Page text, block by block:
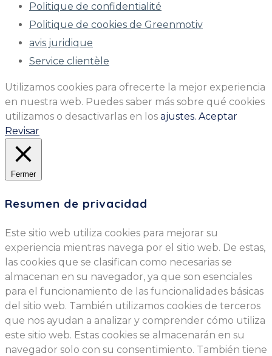
Politique de confidentialité
Politique de cookies de Greenmotiv
avis juridique
Service clientèle
Utilizamos cookies para ofrecerte la mejor experiencia
en nuestra web. Puedes saber más sobre qué cookies
utilizamos o desactivarlas en los ajustes. Aceptar
Revisar
Fermer
Resumen de privacidad
Este sitio web utiliza cookies para mejorar su
experiencia mientras navega por el sitio web. De estas,
las cookies que se clasifican como necesarias se
almacenan en su navegador, ya que son esenciales
para el funcionamiento de las funcionalidades básicas
del sitio web. También utilizamos cookies de terceros
que nos ayudan a analizar y comprender cómo utiliza
este sitio web. Estas cookies se almacenarán en su
navegador solo con su consentimiento. También tiene